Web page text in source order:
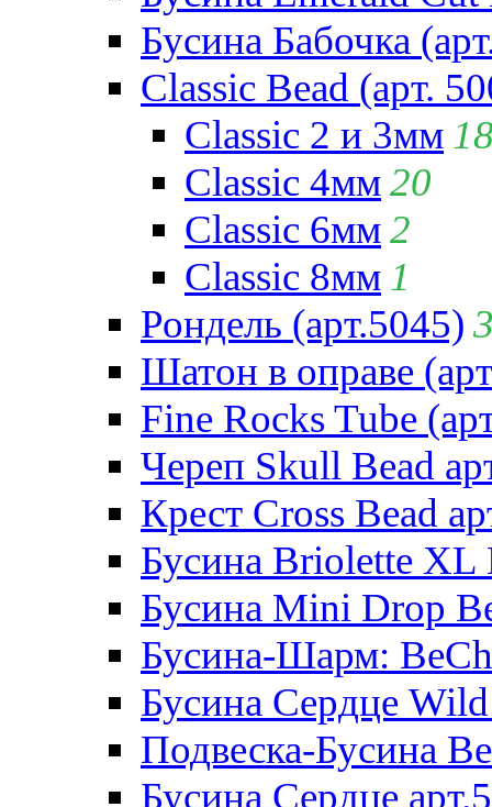
Бусина Бабочка
Classic Bead (арт.
Classic 2 и 3мм
Classic 4мм20
Classic 6мм2
Classic 8мм 1
Рондель (арт.5045)
Шатон в оправе
Fine Rocks Tube
Череп Skull Bead
Крест Cross Bead
Бусина Briolette XL
Бусина Mini Drop
Бусина-Шарм:
Бусина Сердце
Подвеска-Бусина
Бусина Сердце